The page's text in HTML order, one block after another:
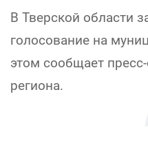
В Тверской области
голосование на
этом сообщает
региона.